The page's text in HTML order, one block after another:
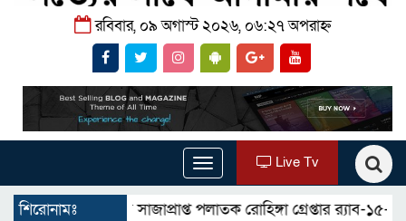
রবিবার, ০৯ অগাস্ট ২০২৬, ০৬:২৭ অপরাহ্ন
Toggle
navigation
Live Tv
শিরোনামঃ
মামলার সাজাপ্রাপ্ত পলাতক রোহিঙ্গা গ্রেপ্তার র‌্যাব-১৫-এর